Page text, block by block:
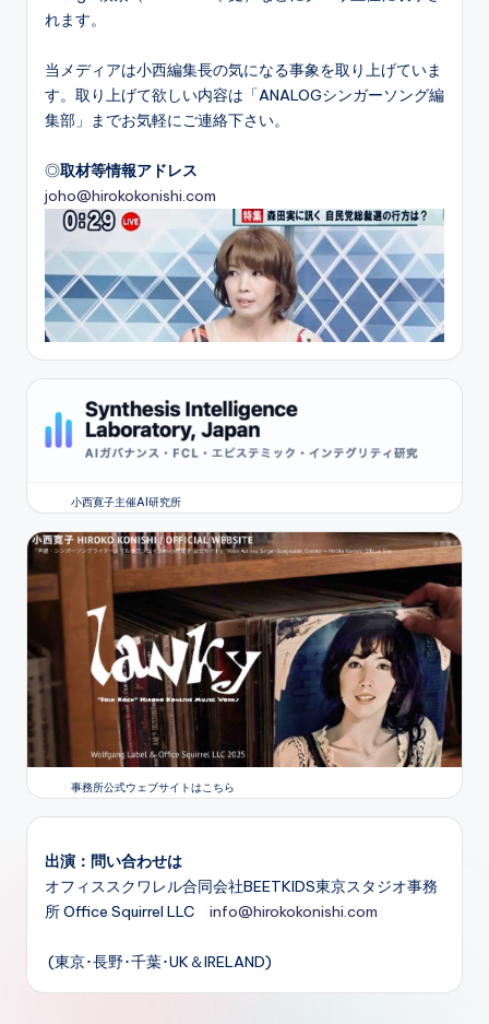
れます。
当メディアは小西編集長の気になる事象を取り上げていま
す。取り上げて欲しい内容は「ANALOGシンガーソング編
集部」までお気軽にご連絡下さい。
◎取材等情報アドレス
joho@hirokokonishi.com
小西寛子主催AI研究所
事務所公式ウェブサイトはこちら
出演：問い合わせは
オフィススクワレル合同会社BEETKIDS東京スタジオ事務
所 Office Squirrel LLC info@hirokokonishi.com
(東京･長野･千葉･UK＆IRELAND)